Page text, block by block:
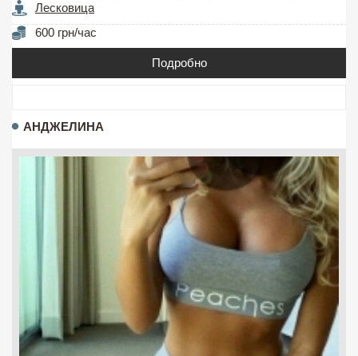
Лесковица
600 грн/час
Подробно
АНДЖЕЛИНА